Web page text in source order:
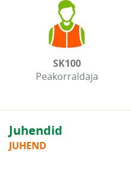
SK100
Peakorraldaja
Juhendid
JUHEND